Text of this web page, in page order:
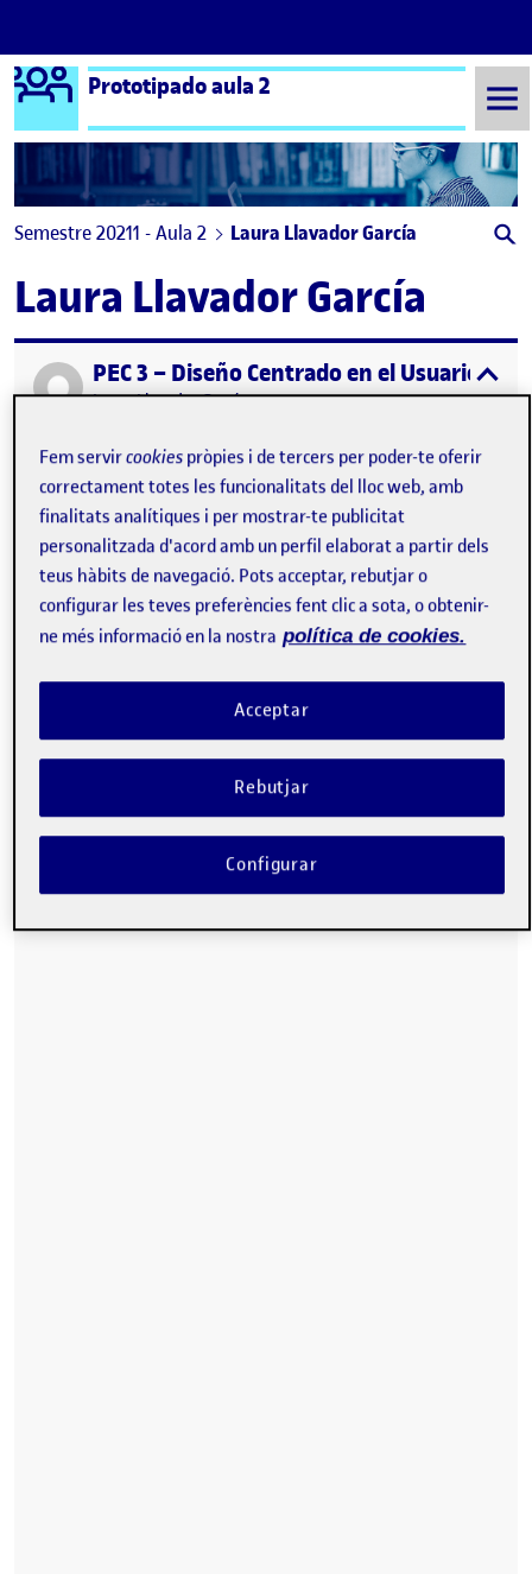
Saltar al contingut
Logo Ágora
Prototipado aula 2
Semestre 20211 - Aula 2 Laura Llavador García
Laura Llavador García
Publicat perPEC 3 – Diseño Centrado en el Usuario en
Publicat per
Laura Llavador García
Hola!
A continuación voy a mostrar el dossier explicativo del
proceso llevado a cabo para diseñar la cocina de
inducción.
Fem servircookies pròpies i de tercers per poder-te oferir
correctament totes les funcionalitats del lloc web, amb
finalitats analítiques i per mostrar-te publicitat
personalitzada d'acord amb un perfil elaborat a partir dels
teus hàbits de navegació. Pots acceptar, rebutjar o
configurar les teves preferències fent clic a sota, o obtenir-
ne més informació en la nostra política de cookies.
Rebutjar
Acceptar
Configurar